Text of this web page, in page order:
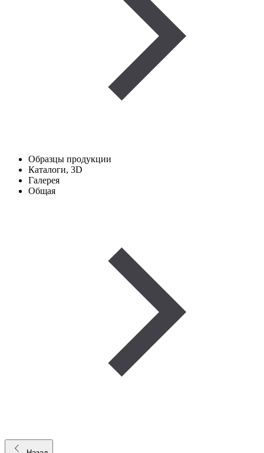
Образцы продукции
Каталоги, 3D
Галерея
Общая